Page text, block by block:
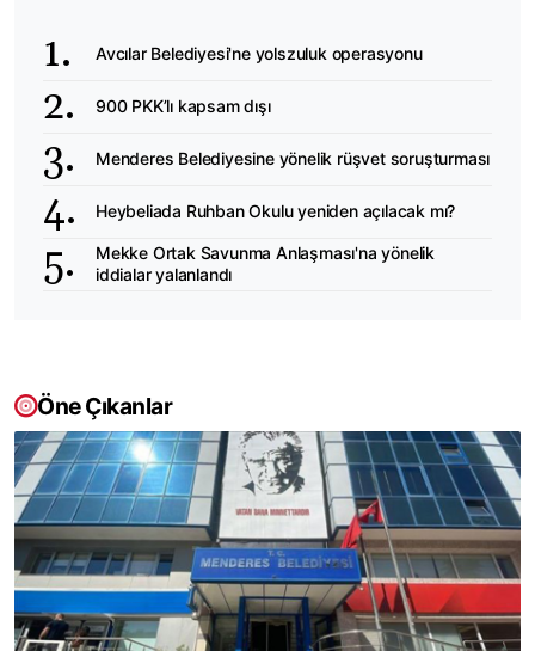
Avcılar Belediyesi'ne yolszuluk operasyonu
900 PKK’lı kapsam dışı
Menderes Belediyesine yönelik rüşvet soruşturması
Heybeliada Ruhban Okulu yeniden açılacak mı?
Mekke Ortak Savunma Anlaşması'na yönelik
iddialar yalanlandı
Öne Çıkanlar